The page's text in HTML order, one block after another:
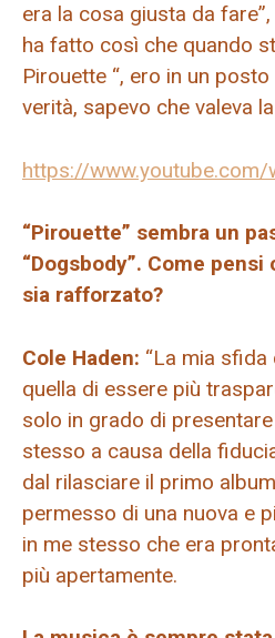
era la cosa giusta da
ha fatto così che quando
Pirouette “, ero in un
verità, sapevo che valeva
https://
“Pirouette” sembra un
“Dogsbody”. Come
sia rafforzato?
Cole Haden: “La mia
quella di essere più
solo in grado di
stesso a causa della
dal rilasciare il primo
permesso di una nuova e
in me stesso che era
più apertamente.